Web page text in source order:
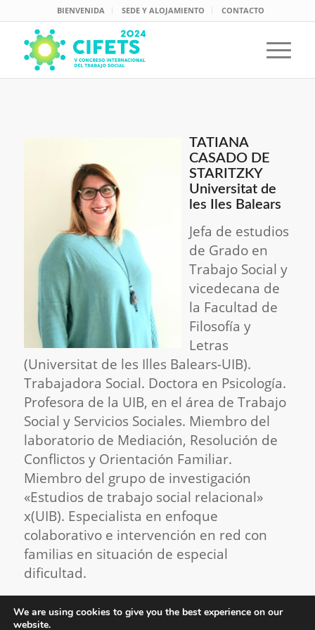
BIENVENIDA SEDE Y ALOJAMIENTO CONTACTO
TATIANA
CASADO DE
STARITZKY
Universitat de
les Iles Balears
Jefa de estudios
de Grado en
Trabajo Social y
vicedecana de
la Facultad de
Filosofía y
Letras
(Universitat de les Illes Balears-UIB).
Trabajadora Social. Doctora en Psicología.
Profesora de la UIB, en el área de Trabajo
Social y Servicios Sociales. Miembro del
laboratorio de Mediación, Resolución de
Conflictos y Orientación Familiar.
Miembro del grupo de investigación
«Estudios de trabajo social relacional»
x(UIB). Especialista en enfoque
colaborativo e intervención en red con
familias en situación de especial
dificultad.
We are using cookies to give you the best experience on our
website.